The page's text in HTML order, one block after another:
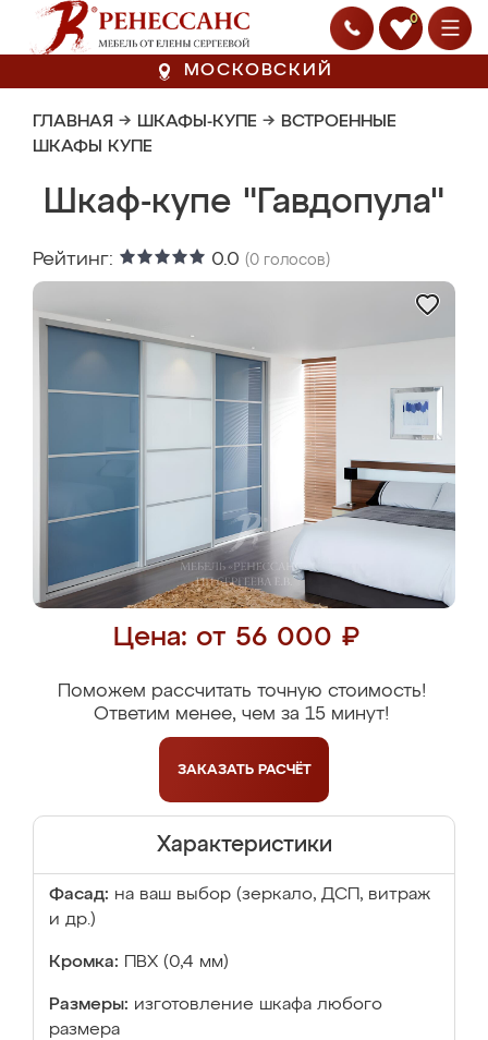
0
МОСКОВСКИЙ
ГЛАВНАЯ → ШКАФЫ-КУПЕ → ВСТРОЕННЫЕ
ШКАФЫ КУПЕ
Шкаф-купе "Гавдопула"
Рейтинг: 0.0 (0 голосов)
Цена: от 56 000 ₽
Поможем рассчитать точную стоимость!
Ответим менее, чем за 15 минут!
ЗАКАЗАТЬ РАСЧЁТ
Характеристики
Фасад: на ваш выбор (зеркало, ДСП, витраж
и др.)
Кромка: ПВХ (0,4 мм)
Размеры: изготовление шкафа любого
размера